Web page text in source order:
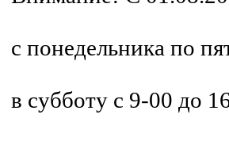
с понедельника по
в субботу с 9-00 до